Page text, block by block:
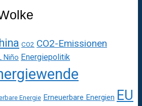
CO2 CO2-Emissionen
Niño Energiepolitik
Energie Erneuerbare Energien EU